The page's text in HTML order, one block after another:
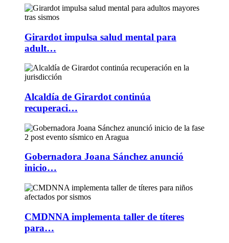
Girardot impulsa salud mental para
adult…
Alcaldía de Girardot continúa
recuperaci…
Gobernadora Joana Sánchez anunció
inicio…
CMDNNA implementa taller de títeres
para…